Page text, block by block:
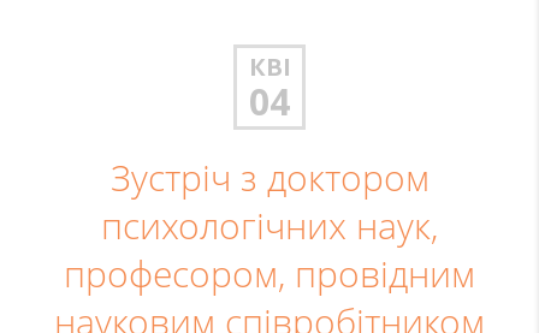
КВІ
04
Зустріч з доктором
психологічних наук,
професором, провідним
науковим співробітником